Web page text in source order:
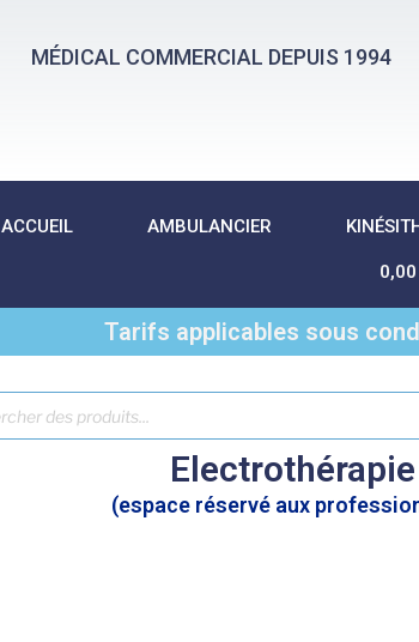
MÉDICAL COMMERCIAL DEPUIS 1994
ACCUEIL AMBULANCIER
0,00
Tarifs applicables sous
Electrothérapie
(espace réservé aux